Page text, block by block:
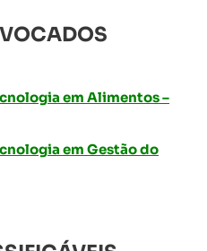
em Alimentos –
em Gestão do